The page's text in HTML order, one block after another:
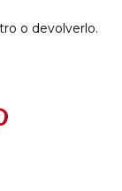
o devolverlo.